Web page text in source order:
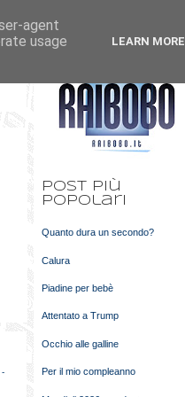
-
Post più
popolari
Quanto dura un secondo?
Calura
Piadine per bebè
Attentato a Trump
Occhio alle galline
Per il mio compleanno
agent
usage
LEARN MORE